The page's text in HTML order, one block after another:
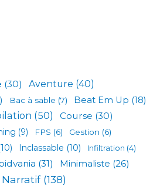
(30) Aventure (40)
Bac à sable (7) Beat Em Up (18)
(50) Course (30)
(9) FPS (6) Gestion (6)
Inclassable (10) Infiltration (4)
(31) Minimaliste (26)
Narratif(138)